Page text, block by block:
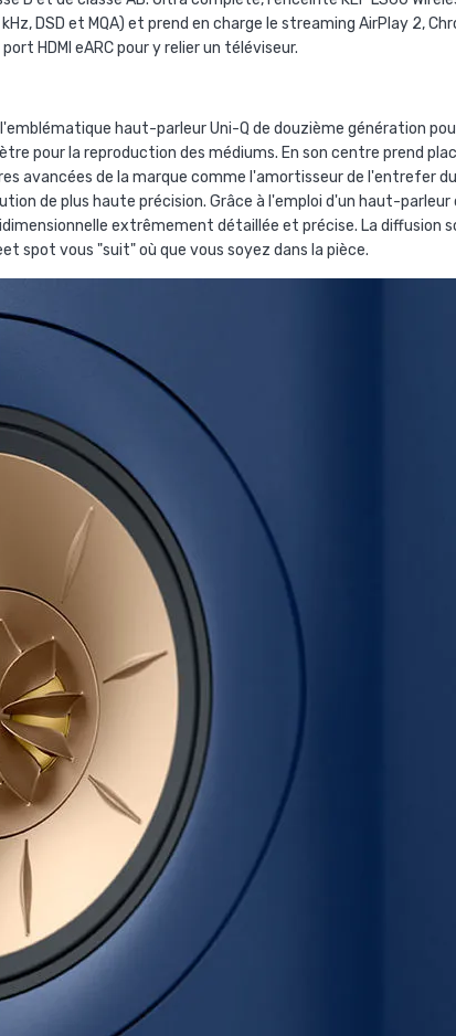
DSD et MQA) et prend en charge le streaming AirPlay 2,
HDMI eARC pour y relier un téléviseur.
l'emblématique haut-parleurUni-Q de douzième génération
pour la reproduction des médiums. En son centre prend
avancées de la marque comme l'amortisseur de l'entrefer
de plus haute précision. Grâce à l'emploi d'un haut-parleur
extrêmement détaillée et précise. La diffusion
spot vous "suit" où que vous soyez dans la pièce.